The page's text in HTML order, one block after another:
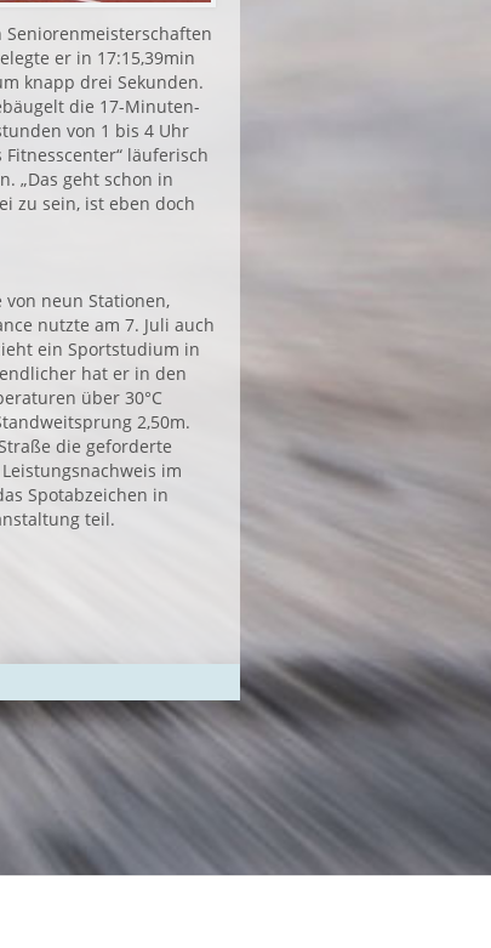
er in 17:15,39min
knapp drei Sekunden.
die 17-Minuten-
von 1 bis 4 Uhr
läuferisch
„Das geht schon in
zu sein, ist eben doch
von neun Stationen,
nutzte am 7. Juli auch
ein Sportstudium in
hat er in den
über 30°C
2,50m.
die geforderte
im
Spotabzeichen in
teil.